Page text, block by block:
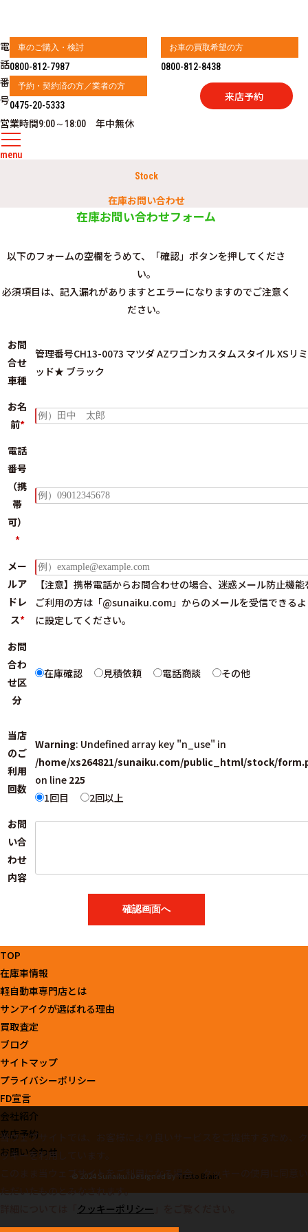
電
話
番
号
車のご購入・検討
0800-812-7987
お車の買取希望の方
0800-812-8438
予約・契約済の方／業者の方
0475-20-5333
営業時間9:00～18:00 年中無休
来店予約
menu
在庫お問い合わせ
Stock
在庫お問い合わせフォーム
以下のフォームの空欄をうめて、「確認」ボタンを押してくださ
い。
必須項目は、記入漏れがありますとエラーになりますのでご注意く
ださい。
お問
合せ
車種
管理番号CH13-0073 マツダ AZワゴンカスタムスタイル XSリ
ッド★ ブラック
お名
前*
電話
番号
（携
帯
可）
*
メー
ルア
ドレ
ス*
【注意】携帯電話からお問合わせの場合、迷惑メール防止機能
ご利用の方は 「@sunaiku.com」からのメールを受信できる
に設定してください。
お問
合わ
せ区
分
在庫確認 見積依頼 電話商談 その他
当店
のご
利用
回数
Warning: Undefined array key "n_use" in
/home/xs264821/sunaiku.com/public_html/stock/
on line 225
1回目
2回以上
お問
い合
わせ
内容
TOP
在庫車情報
軽自動車専門店とは
サンアイクが選ばれる理由
買取査定
ブログ
サイトマップ
プライバシーポリシー
FD宣言
会社紹介
来店予約
お問い合わせ
© 2024 Sunaiku. Designed by Tratto Brain.
当ウェブサイトでは、お客様により良いサービスをご提供するため、ク
ッキーを利用しています。
このまま当ウェブサイトをご利用になる場合、クッキーの使用に同意い
ただいたものとみなされます。
クッキーポリシー